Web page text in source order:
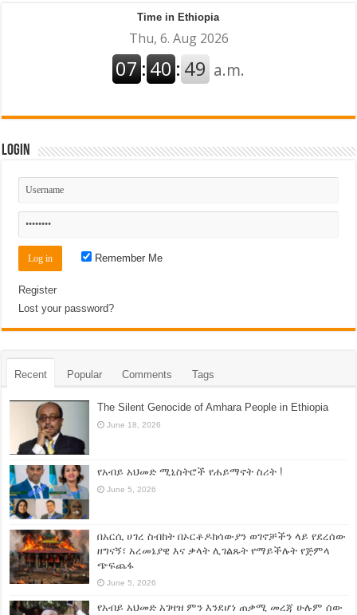
Time in Ethiopia
Login
Remember Me
Register
Lost your password?
Recent Popular Comments Tags
The Silent Genocide of Amhara People in Ethiopia
June 18, 2026
የአብይ አህመድ ሚኒስትሮች የሐይማኖት ስሪት !
June 5, 2026
በአርሲ ሀገረ ስብከት በኦርቶዶክሳውያን ወገኖቻችን ላይ የደረሰው
ዘግናኝ፣ አረመኔያዊ እና ቃላት ሊገልጹት የማይችሉት የጅምላ
ጭፍጨፋ
June 5, 2026
የአብይ አህመድ አገዛዝ ምን እንደሆነ ጠቃሚ መረጃ ሁሉም ሰው